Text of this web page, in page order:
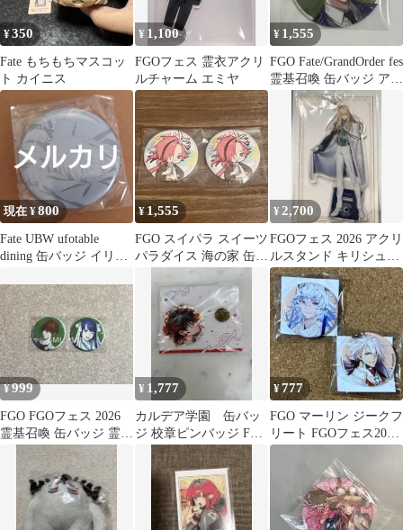
¥350
Fate もちもちマスコッ
ト カイニス
¥ 1,100
FGOフェス 霊衣アクリ
ルチャーム エミヤ
¥ 1,555
FGO Fate/GrandOrder fes
霊基召喚 缶バッジ アー
現在 ¥800
Fate UBW ufotable
dining 缶バッジ イリヤ
¥1,555
FGO スイパラ スイーツ
パラダイス 海の家 缶バ
ッジ 高杉晋作
¥ 2,700
FGOフェス 2026 アクリ
ルスタンド キリシュタ
リア
¥999
FGO FGOフェス 2026
霊基召喚 缶バッジ 霊基
¥ 1,777
カルデア学園 缶バッ
ジ 校章ピンバッジ FGO
Fes.2026 ダンテ
¥777
FGO マーリン ジークフ
リート FGOフェス2022
缶バッジ2点セット